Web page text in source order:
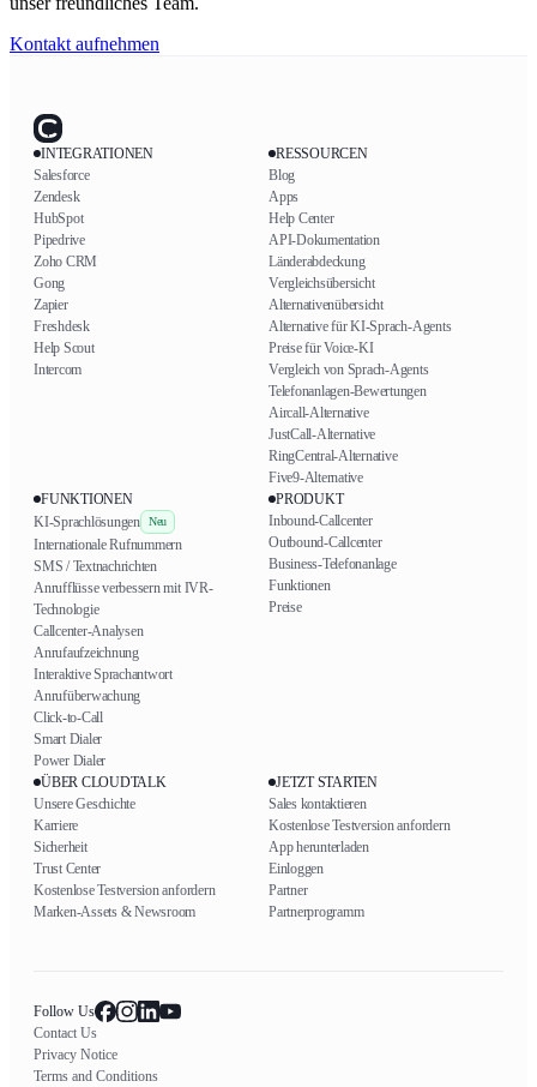
Kontakt aufnehmen
INTEGRATIONEN
Salesforce
Zendesk
HubSpot
Pipedrive
Zoho CRM
Gong
Zapier
Freshdesk
Help Scout
Intercom
RESSOURCEN
Blog
Apps
Help Center
API-Dokumentation
Länderabdeckung
Vergleichsübersicht
Alternativenübersicht
Alternative für KI-Sprach-Agents
Preise für Voice-KI
Vergleich von Sprach-Agents
Telefonanlagen-Bewertungen
Aircall-Alternative
JustCall-Alternative
RingCentral-Alternative
Five9-Alternative
FUNKTIONEN
KI-Sprachlösungen
Neu
Internationale Rufnummern
SMS / Textnachrichten
Anrufflüsse verbessern mit IVR-
Technologie
Callcenter-Analysen
Anrufaufzeichnung
Interaktive Sprachantwort
Anrufüberwachung
Click-to-Call
Smart Dialer
Power Dialer
PRODUKT
Inbound-Callcenter
Outbound-Callcenter
Business-Telefonanlage
Funktionen
Preise
ÜBER CLOUDTALK
Unsere Geschichte
Karriere
Sicherheit
Trust Center
Kostenlose Testversion anfordern
Marken-Assets & Newsroom
JETZT STARTEN
Sales kontaktieren
Kostenlose Testversion anfordern
App herunterladen
Einloggen
Partner
Partnerprogramm
Follow Us
Contact Us
Privacy Notice
Terms and Conditions